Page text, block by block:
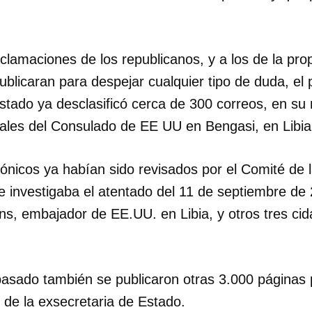
de los republicanos, y a los de la
para despejar cualquier tipo de duda, el
ya desclasificó cerca de 300 correos, en su
del Consulado de EE UU en Bengasi, en
ya habían sido revisados por el Comité de
investigaba el atentado del 11 de septiembre de
embajador de EE.UU. en Libia, y otros tres
también se publicaron otras 3.000 páginas
la exsecretaria de Estado.